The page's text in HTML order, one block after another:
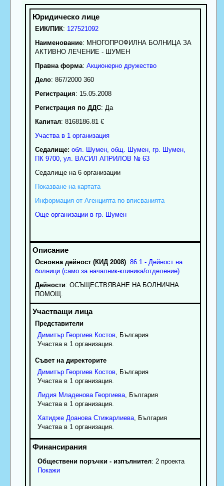
ЕИК/ПИК: 127521092
Наименование: МНОГОПРОФИЛНА БОЛНИЦА ЗА
АКТИВНО ЛЕЧЕНИЕ - ШУМЕН
Правна форма: Акционерно дружество
Дело: 867/2000 360
Регистрация: 15.05.2008
Регистрация по ДДС: Да
Капитал: 8168186.81 €
Участва в 1 организация
Седалище: обл. Шумен, общ. Шумен, гр. Шумен,
ПК 9700, ул. ВАСИЛ АПРИЛОВ № 63
Седалище на 6 организации
Показване на картата
Информация от Агенцията по вписванията
Още организации в гр. Шумен
Основна дейност (КИД 2008): 86.1 - Дейност на
болници (само за началник-клиника/отделение)
Дейности: OCЪЩECTBЯBAHE HA БOЛHИЧHA
ПOMOЩ.
Представители
Димитър Георгиев Костов, България
Участва в 1 организация.
Съвет на директорите
Димитър Георгиев Костов, България
Участва в 1 организация.
Лидия Младенова Георгиева, България
Участва в 1 организация.
Хатидже Доанова Стижарлиева, България
Участва в 1 организация.
Обществени поръчки - изпълнител: 2 проекта
Покажи